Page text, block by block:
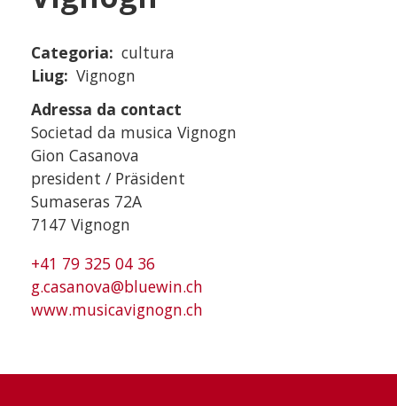
Categoria
cultura
Liug Vignogn
Adressa da contact
Societad da musica Vignogn
Gion Casanova
president / Präsident
Sumaseras 72A
7147 Vignogn
+41 79 325 04 36
g.casanova@bluewin.ch
www.musicavignogn.ch